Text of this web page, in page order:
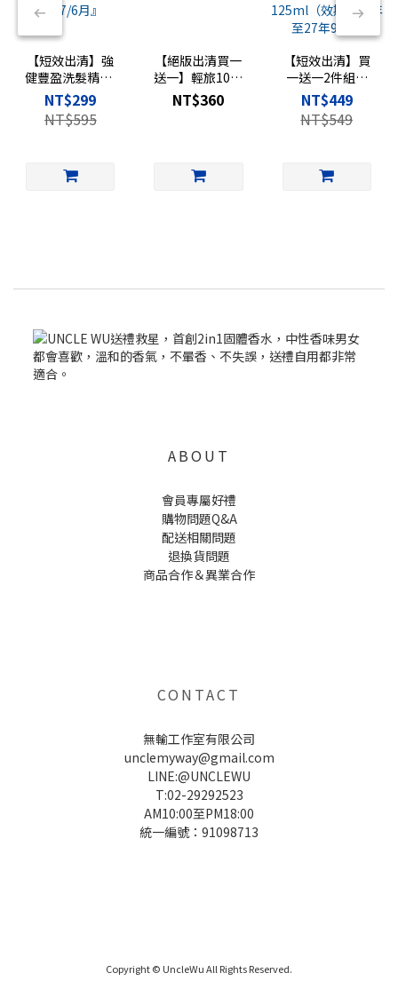
【短效出清】強
健豐盈洗髮精2.0
版｜髮根奇蹟
500ml『效期到
2027/6月』
NT$299
NT$595
【絕版出清買一
送一】輕旅10款
香味（任選2罐）
售完絕版
NT$360
【短效出清】買
一送一2件組🔥
JO SONG 2.0｜氨
基酸平衡洗面乳
125ml（效期剩
NT$449
NT$549
ABOUT
會員專屬好禮
購物問題Q&A
配送相關問題
退換貨問題
商品合作＆異業合作
CONTACT
無輸工作室有限公司
unclemyway@gmail.com
LINE:@UNCLEWU
T:02-29292523
AM10:00至PM18:00
統一編號：91098713
Copyright © UncleWu All Rights Reserved.